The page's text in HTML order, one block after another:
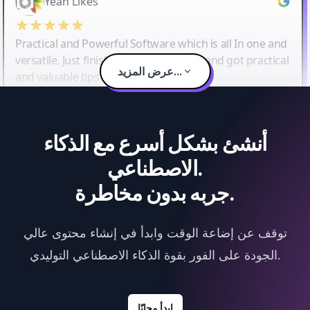
Practical and Powerful Software which is all In one and
versatile. Just finished their workshop and got practical
and valuable tips and tricks.
عرض المزيد...
أنشئ بشكل أسرع مع الذكاء
الاصطناعي.
جربه بدون مخاطرة.
توقف عن إضاعة الوقت وابدأ في إنشاء محتوى عالي
الجودة على الفور بقوة الذكاء الاصطناعي التوليدي.